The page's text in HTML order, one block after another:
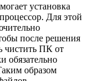
установка
Для этой
после решения
чистить ПК от
обязательно
образом